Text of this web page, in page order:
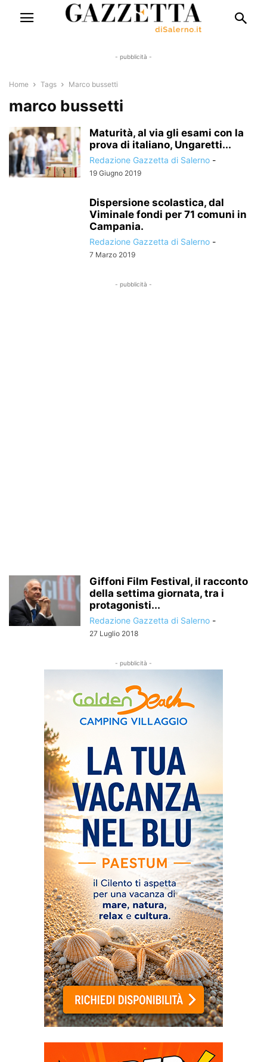
- pubblicità -
Home Tags Marco bussetti
marco bussetti
Maturità, al via gli esami con la
prova di italiano, Ungaretti...
Redazione Gazzetta di Salerno -
19 Giugno 2019
Dispersione scolastica, dal
Viminale fondi per 71 comuni in
Campania.
Redazione Gazzetta di Salerno -
7 Marzo 2019
- pubblicità -
Giffoni Film Festival, il racconto
della settima giornata, tra i
protagonisti...
Redazione Gazzetta di Salerno -
27 Luglio 2018
- pubblicità -